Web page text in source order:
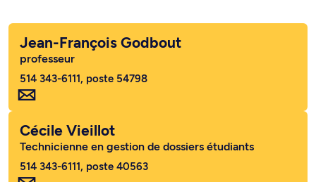
Jean-François Godbout
professeur
514 343-6111, poste 54798
Cécile Vieillot
Technicienne en gestion de dossiers étudiants
514 343-6111, poste 40563